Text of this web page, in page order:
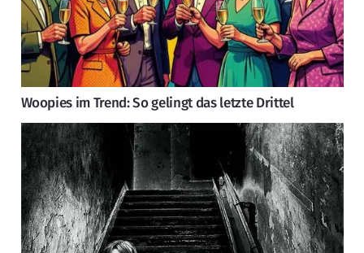
Woopies im Trend: So gelingt das letzte Drittel